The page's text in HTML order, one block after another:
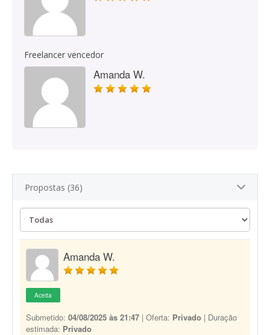
Freelancer vencedor
Amanda W.
Propostas (36)
Amanda W.
Aceita
Submetido: 04/08/2025 às 21:47 | Oferta: Privado | Duração
estimada: Privado